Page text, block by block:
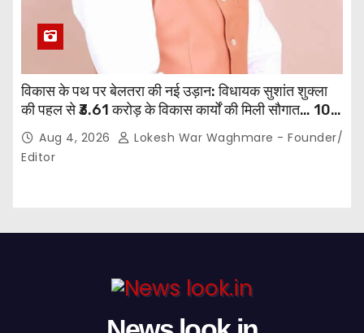
विकास के पथ पर बेलतरा की नई उड़ान: विधायक सुशांत शुक्ला
की पहल से ₹3.61 करोड़ के विकास कार्यों की मिली सौगात… 10
गांवों में बनेंगे सामुदायिक भवन,, 11 स्थानों पर सीसी रोड निर्माण को
मिली प्रशासनिक स्वीकृति…
Aug 4, 2026
Lokesh War Waghmare - Founder/
Editor